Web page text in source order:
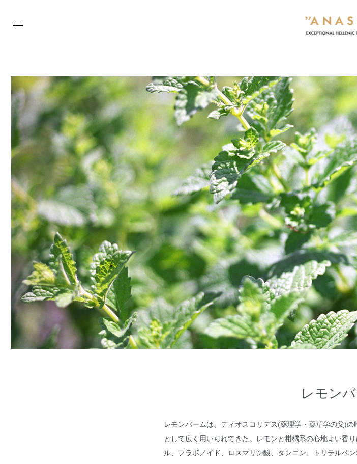
レモン
レモンバームは、ディオスコリデス(薬理学・薬草学の父)
として広く用いられてきた。レモンと柑橘系の心地よい香
ル、フラボノイド、ロスマリン酸、タンニン、トリテルペ